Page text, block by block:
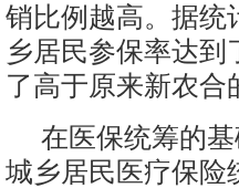
销比例越高。据统
乡居民参保率达
了高于原来新农合
在医保统筹的
城乡居民医疗保险